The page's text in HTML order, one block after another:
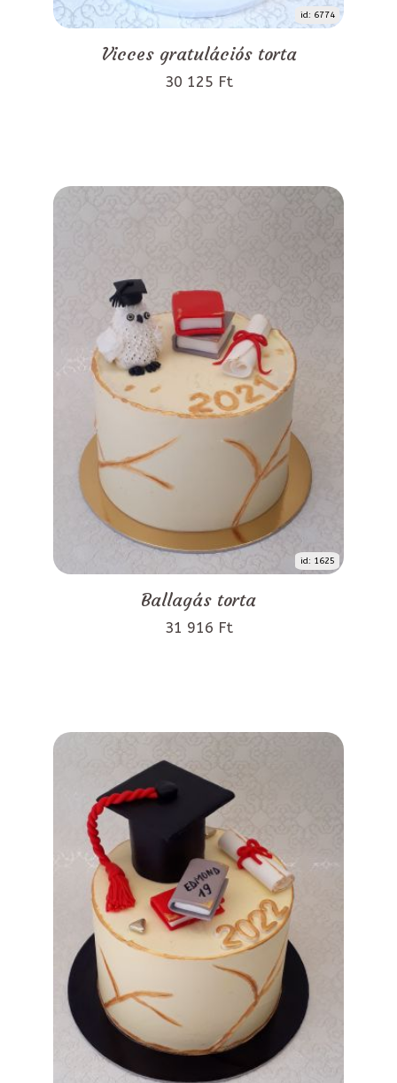
id: 6774
Vicces gratulációs torta
30 125 Ft
id: 1625
Ballagás torta
31 916 Ft